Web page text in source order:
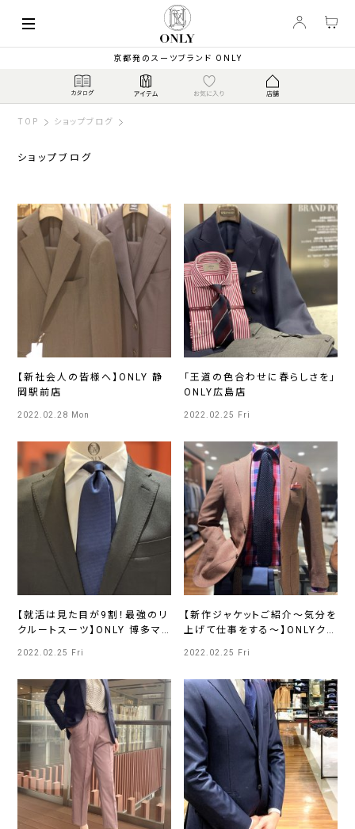
京都発のスーツブランド ONLY
TOP ショップブログ
ショップブログ
【新社会人の皆様へ】ONLY 静
岡駅前店
2022.02.28 Mon
「王道の色合わせに春らしさを」
ONLY広島店
2022.02.25 Fri
【就活は見た目が9割！最強のリ
クルートスーツ】ONLY 博多マ
2022.02.25 Fri
【新作ジャケットご紹介～気分を
上げて仕事をする～】ONLYクリ
2022.02.25 Fri